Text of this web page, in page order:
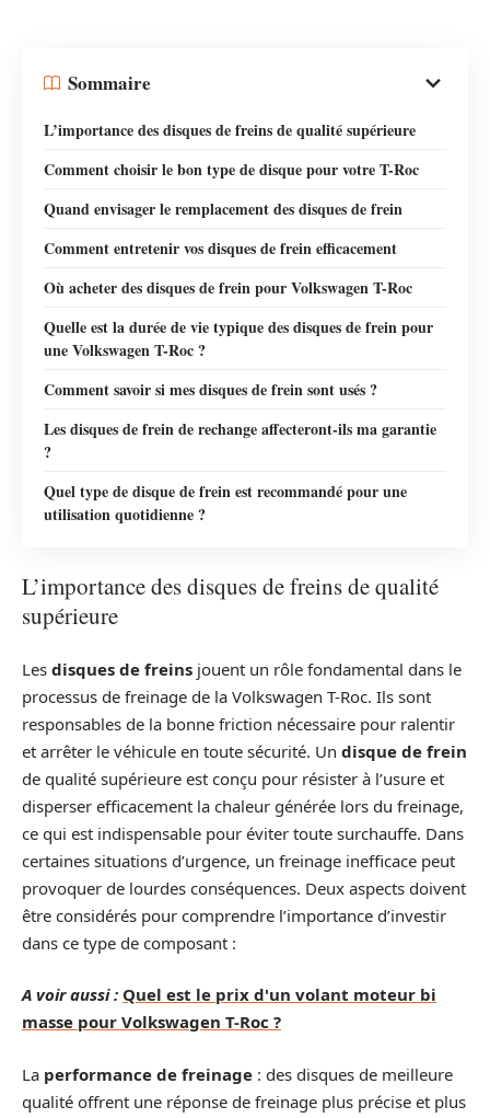
Sommaire
L’importance des disques de freins de qualité supérieure
Comment choisir le bon type de disque pour votre T-Roc
Quand envisager le remplacement des disques de frein
Comment entretenir vos disques de frein efficacement
Où acheter des disques de frein pour Volkswagen T-Roc
Quelle est la durée de vie typique des disques de frein pour
une Volkswagen T-Roc ?
Comment savoir si mes disques de frein sont usés ?
Les disques de frein de rechange affecteront-ils ma garantie
?
Quel type de disque de frein est recommandé pour une
utilisation quotidienne ?
L’importance des disques de freins de qualité
supérieure
Les disques de freins jouent un rôle fondamental dans le
processus de freinage de la Volkswagen T-Roc. Ils sont
responsables de la bonne friction nécessaire pour ralentir
et arrêter le véhicule en toute sécurité. Un disque de frein
de qualité supérieure est conçu pour résister à l’usure et
disperser efficacement la chaleur générée lors du freinage,
ce qui est indispensable pour éviter toute surchauffe. Dans
certaines situations d’urgence, un freinage inefficace peut
provoquer de lourdes conséquences. Deux aspects doivent
être considérés pour comprendre l’importance d’investir
dans ce type de composant :
A voir aussi : Quel est le prix d'un volant moteur bi
masse pour Volkswagen T-Roc ?
La performance de freinage : des disques de meilleure
qualité offrent une réponse de freinage plus précise et plus